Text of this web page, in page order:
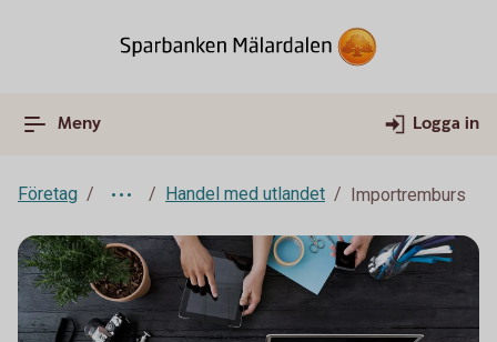
Meny Logga in
Företag Handel med utlandet Importremburs